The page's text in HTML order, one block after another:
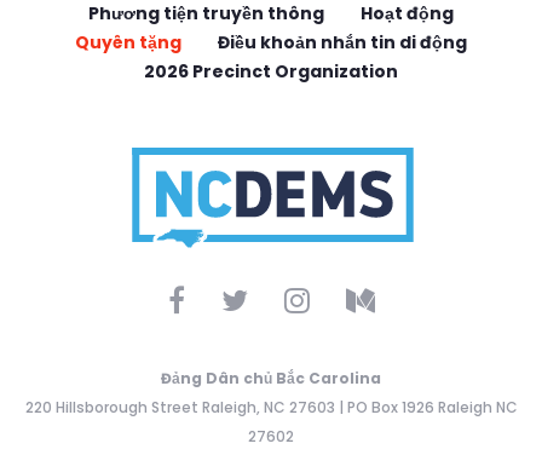
Phương tiện truyền thông
Hoạt động
Quyên tặng
Điều khoản nhắn tin di động
2026 Precinct Organization
Đảng Dân chủ Bắc Carolina
220 Hillsborough Street Raleigh, NC 27603 | PO Box 1926 Raleigh NC
27602